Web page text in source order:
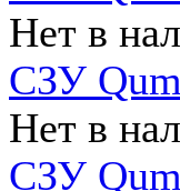
Нет в
СЗУ
Нет в
СЗУ